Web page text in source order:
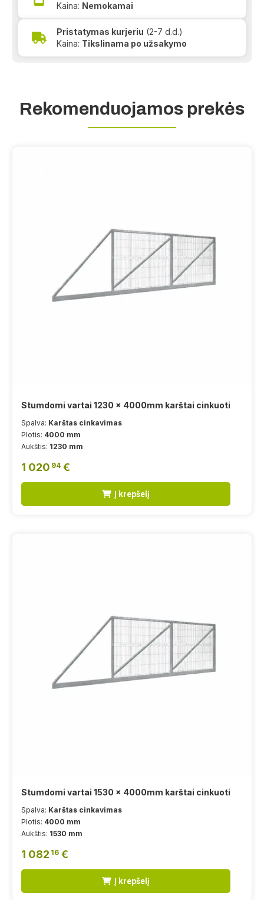
Kaina: Nemokamai
Pristatymas kurjeriu (2-7 d.d.)
Kaina: Tikslinama po užsakymo
Rekomenduojamos prekės
Stumdomi vartai 1230 x 4000mm karštai cinkuoti
Spalva: Karštas cinkavimas
Plotis: 4000 mm
Aukštis: 1230 mm
1 020 94 €
Į krepšelį
Stumdomi vartai 1530 x 4000mm karštai cinkuoti
Spalva: Karštas cinkavimas
Plotis: 4000 mm
Aukštis: 1530 mm
1 082 16 €
Į krepšelį